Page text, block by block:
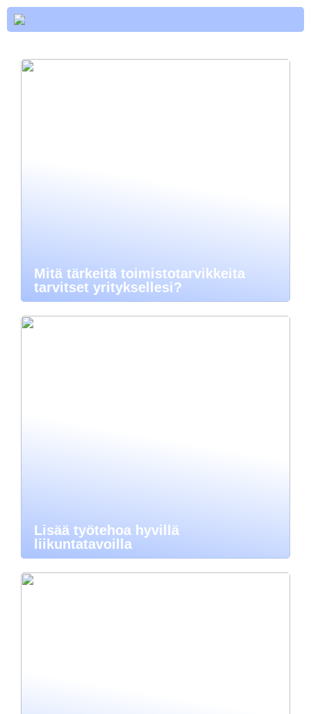
Mitä tärkeitä toimistotarvikkeita
tarvitset yrityksellesi?
Lisää työtehoa hyvillä
liikuntatavoilla